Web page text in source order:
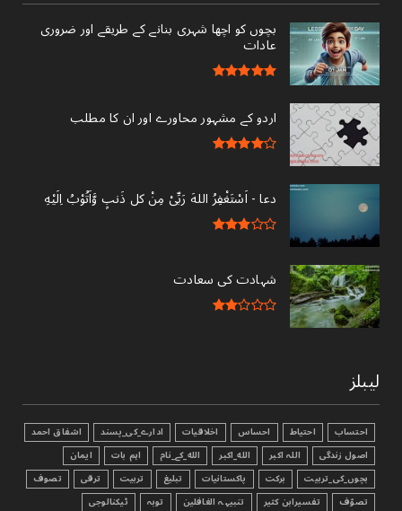
بچوں کو اچھا شہری بنانے کے طریقے اور ضروری
عادات
اردو کے مشہور محاورے اور ان کا مطلب
دعا - ‎اَسْتَغْفِرُ اللهَ رَبِّىْ مِنْ کل ذَنبٍ وَّاَتُوْبُ اِلَيْهِ
شہادت کی سعادت
لیبلز
احتساب احتیاط احساس اخلاقیات ادارے_کی_پسند
اشفاق احمد
اصول زندگی
اللہ اکبر الله_اکبر الله_کے_نام اہم بات
ایمان
بچوں_کی_تربیت
برکت پاکستانیات تبليغ تربیت ترقی
تصوف
تصوّف
تفسیرابن کثیر تنبیہہ الغافلین توبہ ٹیکنالوجی